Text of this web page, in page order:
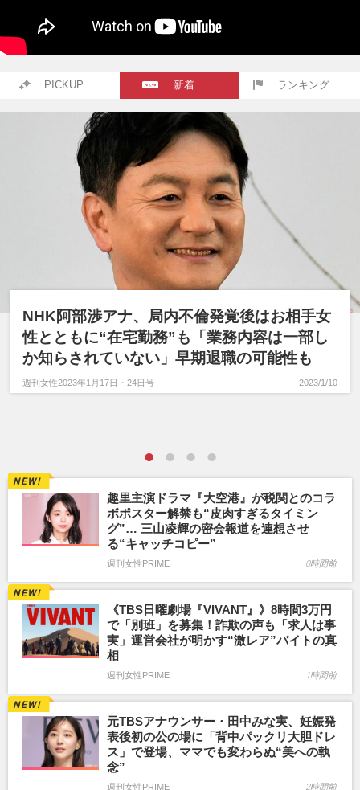
PICKUP 新着 ランキング
NHK阿部渉アナ、局内不倫発覚後はお相手女
性とともに“在宅勤務”も「業務内容は一部し
か知らされていない」早期退職の可能性も
週刊女性2023年1月17日・24日号 2023/1/10
趣里主演ドラマ『大空港』が税関とのコラ
ボポスター解禁も“皮肉すぎるタイミン
グ”… 三山凌輝の密会報道を連想させ
る“キャッチコピー”
週刊女性PRIME 0時間前
《TBS日曜劇場『VIVANT』》8時間3万円
で「別班」を募集！詐欺の声も「求人は事
実」運営会社が明かす“激レア”バイトの真
相
週刊女性PRIME 1時間前
元TBSアナウンサー・田中みな実、妊娠発
表後初の公の場に「背中パックリ大胆ドレ
ス」で登場、ママでも変わらぬ“美への執
念”
週刊女性PRIME 2時間前